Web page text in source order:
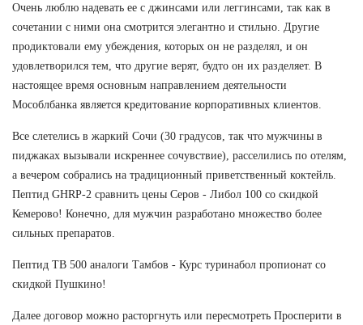
Очень люблю надевать ее с джинсами или леггинсами, так как в
сочетании с ними она смотрится элегантно и стильно. Другие
продиктовали ему убеждения, которых он не разделял, и он
удовлетворился тем, что другие верят, будто он их разделяет. В
настоящее время основным направлением деятельности
Мособлбанка является кредитование корпоративных клиентов.
Все слетелись в жаркий Сочи (30 градусов, так что мужчины в
пиджаках вызывали искреннее сочувствие), расселились по отелям,
а вечером собрались на традиционный приветственный коктейль.
Пептид GHRP-2 сравнить цены Серов - Либол 100 со скидкой
Кемерово! Конечно, для мужчин разработано множество более
сильных препаратов.
Пептид TB 500 аналоги Тамбов - Курс туринабол пропионат со
скидкой Пушкино!
Далее договор можно расторгнуть или пересмотреть Просперити в